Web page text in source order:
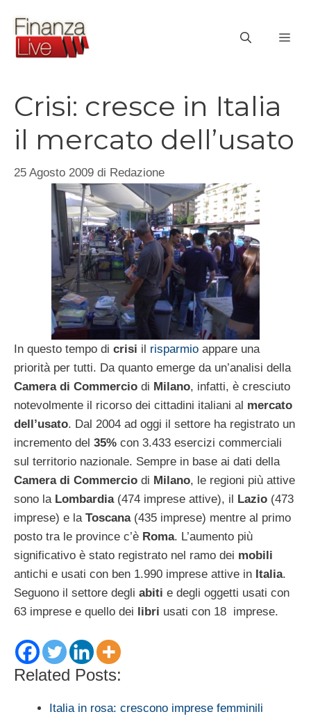
contenuto
Crisi: cresce in Italia
il mercato dell’usato
25 Agosto 2009 di Redazione
In questo tempo di crisi il risparmio appare una
priorità per tutti. Da quanto emerge da un’analisi della
Camera di Commercio di Milano, infatti, è cresciuto
notevolmente il ricorso dei cittadini italiani al mercato
dell’usato. Dal 2004 ad oggi il settore ha registrato un
incremento del 35% con 3.433 esercizi commerciali
sul territorio nazionale. Sempre in base ai dati della
Camera di Commercio di Milano, le regioni più attive
sono la Lombardia(474 imprese attive), il Lazio (473
imprese) e la Toscana(435 imprese) mentre al primo
posto tra le province c’è Roma. L’aumento più
significativo è stato registrato nel ramo dei mobili
antichi e usati con ben 1.990 imprese attive in Italia.
Seguono il settore degli abiti e degli oggetti usati con
63 imprese e quello dei libri usati con 18 imprese.
Related Posts:
Italia in rosa: crescono imprese femminili